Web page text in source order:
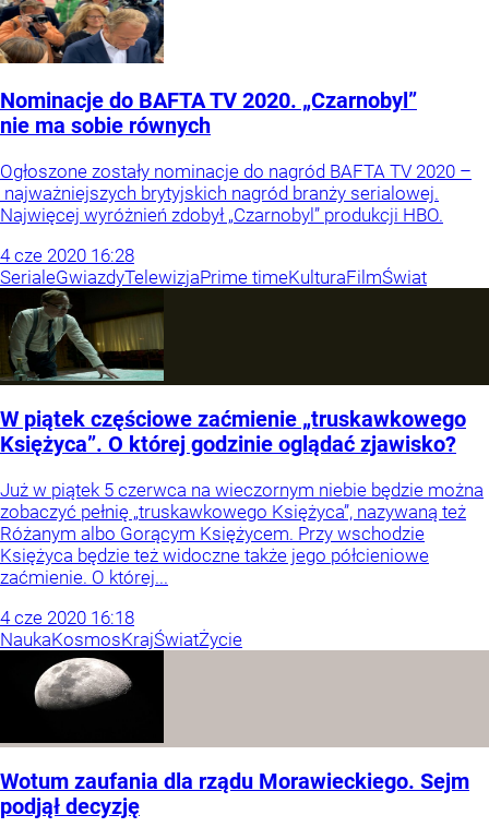
Nominacje do BAFTA TV 2020. „Czarnobyl”
nie ma sobie równych
Ogłoszone zostały nominacje do nagród BAFTA TV 2020 –
najważniejszych brytyjskich nagród branży serialowej.
Najwięcej wyróżnień zdobył „Czarnobyl” produkcji HBO.
4 cze 2020 16:28
SerialeGwiazdyTelewizjaPrime timeKulturaFilmŚwiat
W piątek częściowe zaćmienie „truskawkowego
Księżyca”. O której godzinie oglądać zjawisko?
Już w piątek 5 czerwca na wieczornym niebie będzie można
zobaczyć pełnię „truskawkowego Księżyca”, nazywaną też
Różanym albo Gorącym Księżycem. Przy wschodzie
Księżyca będzie też widoczne także jego półcieniowe
zaćmienie. O której...
4 cze 2020 16:18
NaukaKosmosKrajŚwiatŻycie
Wotum zaufania dla rządu Morawieckiego. Sejm
podjął decyzję